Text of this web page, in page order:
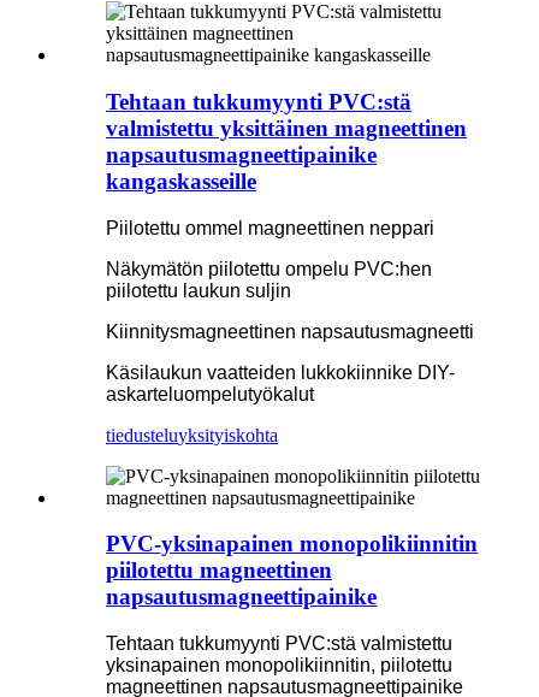
Tehtaan tukkumyynti PVC:stä
valmistettu yksittäinen magneettinen
napsautusmagneettipainike
kangaskasseille
Piilotettu ommel magneettinen neppari
Näkymätön piilotettu ompelu PVC:hen
piilotettu laukun suljin
Kiinnitysmagneettinen napsautusmagneetti
Käsilaukun vaatteiden lukkokiinnike DIY-
askarteluompelutyökalut
tiedusteluyksityiskohta
PVC-yksinapainen monopolikiinnitin
piilotettu magneettinen
napsautusmagneettipainike
Tehtaan tukkumyynti PVC:stä valmistettu
yksinapainen monopolikiinnitin, piilotettu
magneettinen napsautusmagneettipainike